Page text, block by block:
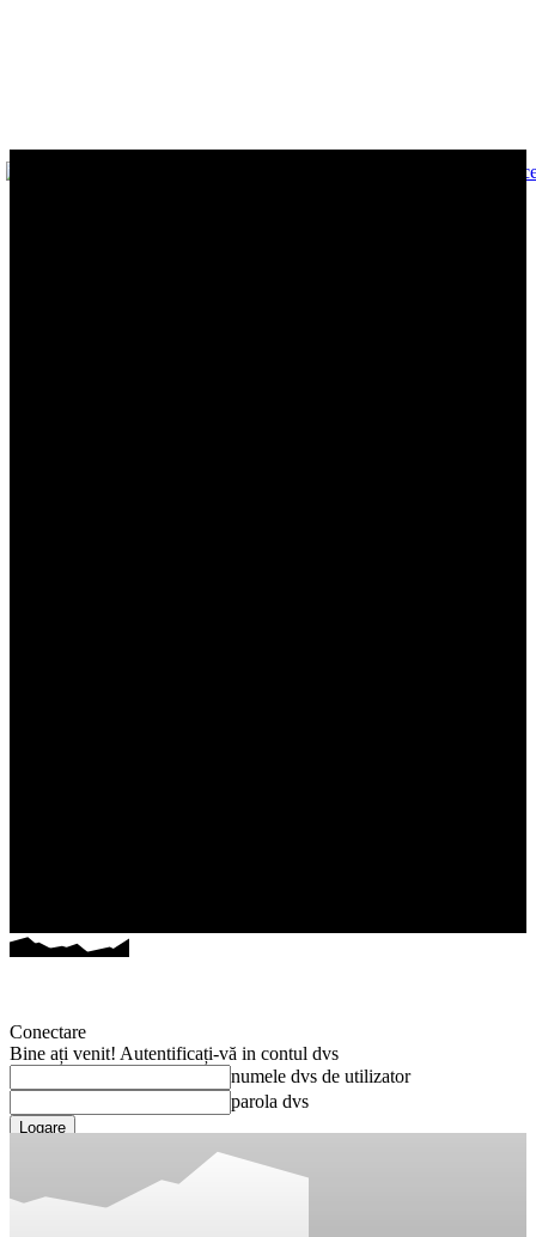
Conectare
Bine ați venit! Autentificați-vă in contul dvs
numele dvs de utilizator
parola dvs
Ați uitat parola? obține ajutor
Recuperați-vă parola